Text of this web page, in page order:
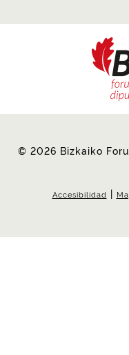
© 2026 Bizkaiko
Accesibilidad |